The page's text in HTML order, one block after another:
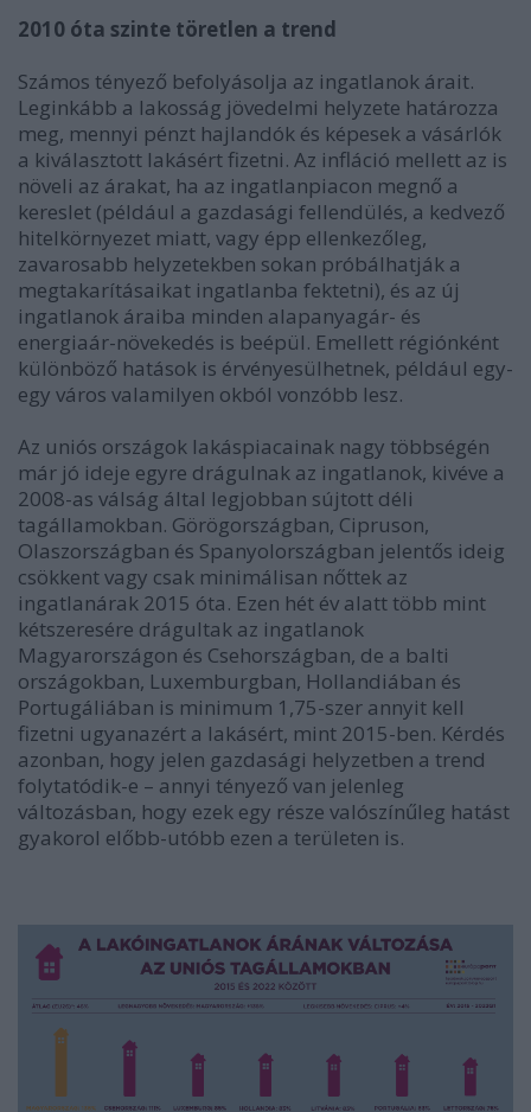
2010 óta szinte töretlen a trend
Számos tényező befolyásolja az ingatlanok árait.
Leginkább a lakosság jövedelmi helyzete határozza
meg, mennyi pénzt hajlandók és képesek a vásárlók
a kiválasztott lakásért fizetni. Az infláció mellett az is
növeli az árakat, ha az ingatlanpiacon megnő a
kereslet (például a gazdasági fellendülés, a kedvező
hitelkörnyezet miatt, vagy épp ellenkezőleg,
zavarosabb helyzetekben sokan próbálhatják a
megtakarításaikat ingatlanba fektetni), és az új
ingatlanok áraiba minden alapanyagár- és
energiaár-növekedés is beépül. Emellett régiónként
különböző hatások is érvényesülhetnek, például egy-
egy város valamilyen okból vonzóbb lesz.
Az uniós országok lakáspiacainak nagy többségén
már jó ideje egyre drágulnak az ingatlanok, kivéve a
2008-as válság által legjobban sújtott déli
tagállamokban. Görögországban, Cipruson,
Olaszországban és Spanyolországban jelentős ideig
csökkent vagy csak minimálisan nőttek az
ingatlanárak 2015 óta. Ezen hét év alatt több mint
kétszeresére drágultak az ingatlanok
Magyarországon és Csehországban, de a balti
országokban, Luxemburgban, Hollandiában és
Portugáliában is minimum 1,75-szer annyit kell
fizetni ugyanazért a lakásért, mint 2015-ben. Kérdés
azonban, hogy jelen gazdasági helyzetben a trend
folytatódik-e – annyi tényező van jelenleg
változásban, hogy ezek egy része valószínűleg hatást
gyakorol előbb-utóbb ezen a területen is.